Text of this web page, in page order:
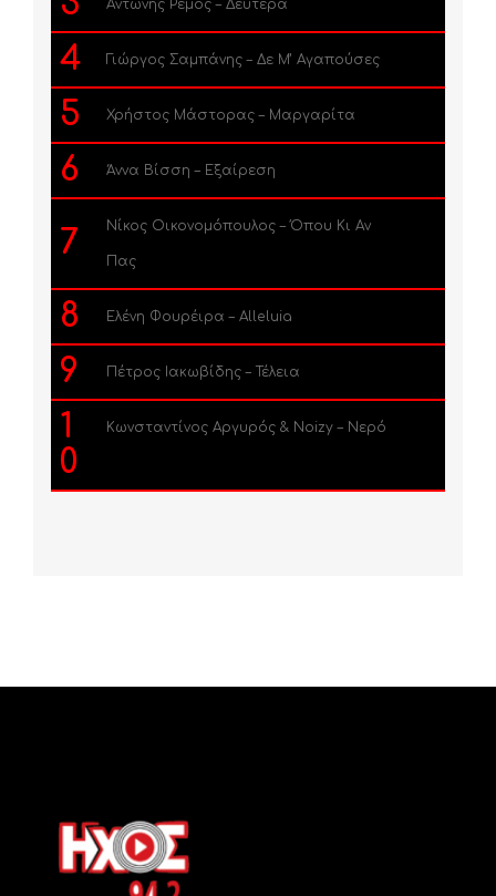
Αντώνης Ρέμος – Δευτέρα
4 Γιώργος Σαμπάνης – Δε Μ’ Αγαπούσες
5 Χρήστος Μάστορας – Μαργαρίτα
6 Άννα Βίσση – Εξαίρεση
7 Νίκος Οικονομόπουλος – Όπου Κι Αν
Πας
8 Ελένη Φουρέιρα – Alleluia
9 Πέτρος Ιακωβίδης – Τέλεια
1
0
Κωνσταντίνος Αργυρός & Noizy – Νερό